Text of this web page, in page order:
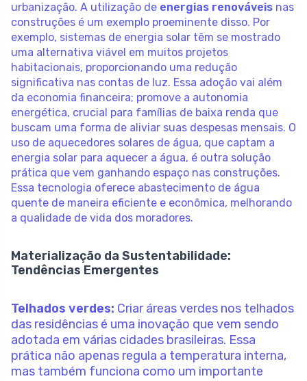
urbanização. A utilização de energias renováveis nas
construções é um exemplo proeminente disso. Por
exemplo, sistemas de energia solar têm se mostrado
uma alternativa viável em muitos projetos
habitacionais, proporcionando uma redução
significativa nas contas de luz. Essa adoção vai além
da economia financeira; promove a autonomia
energética, crucial para famílias de baixa renda que
buscam uma forma de aliviar suas despesas mensais. O
uso de aquecedores solares de água, que captam a
energia solar para aquecer a água, é outra solução
prática que vem ganhando espaço nas construções.
Essa tecnologia oferece abastecimento de água
quente de maneira eficiente e econômica, melhorando
a qualidade de vida dos moradores.
Materialização da Sustentabilidade:
Tendências Emergentes
Telhados verdes: Criar áreas verdes nos telhados
das residências é uma inovação que vem sendo
adotada em várias cidades brasileiras. Essa
prática não apenas regula a temperatura interna,
mas também funciona como um importante